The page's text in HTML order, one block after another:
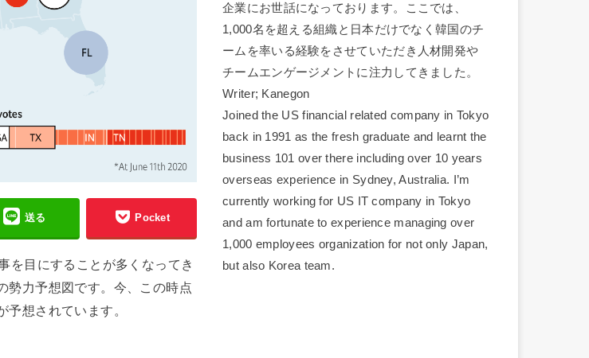
送る Pocket
を目にすることが多くなってき
勢力予想図です。今、この時点
想されています。
企業にお世話になっております。ここでは、
1,000名を超える組織と日本だけでなく韓国のチ
ームを率いる経験をさせていただき人材開発や
チームエンゲージメントに注力してきました。
Writer; Kanegon
Joined the US financial related company in Tokyo
back in 1991 as the fresh graduate and learnt the
business 101 over there including over 10 years
overseas experience in Sydney, Australia. I’m
currently working for US IT company in Tokyo
and am fortunate to experience managing over
1,000 employees organization for not only Japan,
but also Korea team.